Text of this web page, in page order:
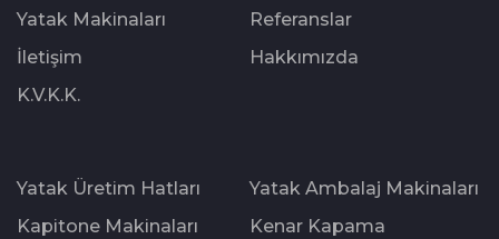
Yatak Makinaları
Referanslar
İletişim
Hakkımızda
K.V.K.K.
Yatak Üretim Hatları
Yatak Ambalaj Makinaları
Kapitone Makinaları
Kenar Kapama